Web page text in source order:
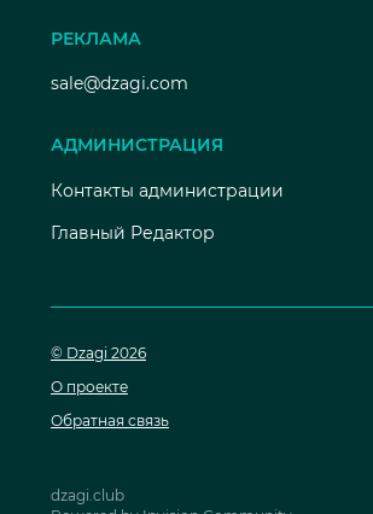
РЕКЛАМА
sale@dzagi.com
АДМИНИСТРАЦИЯ
Контакты администрации
Главный Редактор
© Dzagi 2026
О проекте
Обратная связь
dzagi.club